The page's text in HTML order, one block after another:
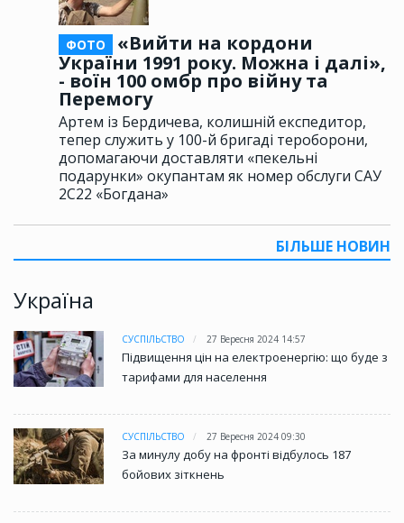
ФОТО
«Вийти на кордони
України 1991 року. Можна і далі»,
- воїн 100 омбр про війну та
Перемогу
Артем із Бердичева, колишній експедитор,
тепер служить у 100-й бригаді тероборони,
допомагаючи доставляти «пекельні
подарунки» окупантам як номер обслуги САУ
2С22 «Богдана»
БІЛЬШЕ НОВИН
Україна
СУСПІЛЬСТВО 27 Вересня 2024 14:57
Підвищення цін на електроенергію: що буде з
тарифами для населення
СУСПІЛЬСТВО 27 Вересня 2024 09:30
За минулу добу на фронті відбулось 187
бойових зіткнень